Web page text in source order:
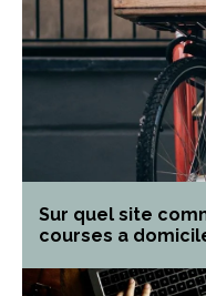
Sur quel site
courses a